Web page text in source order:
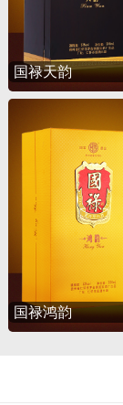
国禄天韵
国禄鸿韵